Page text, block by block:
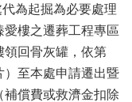
為起掘為必要處理
樓之遷葬工程專區
領回骨灰罐，依第
）至本處申請遷出暨
償費或救濟金扣除